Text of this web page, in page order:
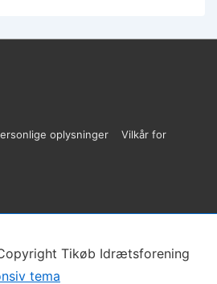
oplysninger
Vilkår for
Tikøb Idrætsforening
tema